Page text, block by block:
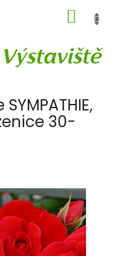
KOŠÍK
30-